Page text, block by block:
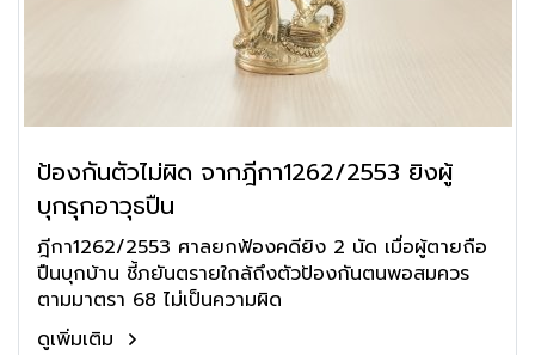
ป้องกันตัวไม่ผิด จากฎีกา1262/2553 ยิงผู้
บุกรุกอาวุธปืน
ฎีกา1262/2553 ศาลยกฟ้องคดียิง 2 นัด เมื่อผู้ตายถือ
ปืนบุกบ้าน ชี้ภยันตรายใกล้ถึงตัวป้องกันตนพอสมควร
ตามมาตรา 68 ไม่เป็นความผิด
ดูเพิ่มเติม